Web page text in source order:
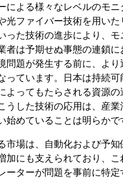
による様々なレベルのモニ
光ファイバー技術を用い
った技術の進歩により、
者は予期せぬ事態の連鎖に
問題が発生する前に、より
っています。日本は持続
よってもたらされる資源の
うした技術の応用は、産
始めていることは明らかで
市場は、自動化および予知
加にも支えられており、
ーターが問題を事前に特定